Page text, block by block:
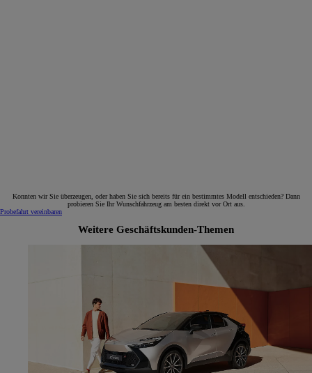
Konnten wir Sie überzeugen, oder haben Sie sich bereits für ein bestimmtes Modell entschieden? Dann
probieren Sie Ihr Wunschfahrzeug am besten direkt vor Ort aus.
Probefahrt vereinbaren
Weitere Geschäftskunden-Themen